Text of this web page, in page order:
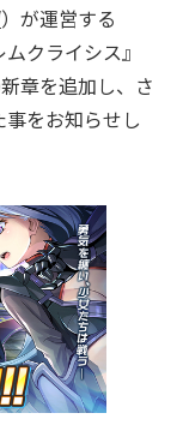
）が運営する
クライシス』
章を追加し、さ
をお知らせし